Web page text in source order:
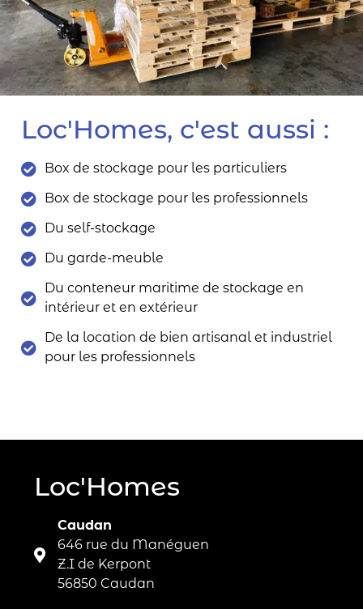
Loc'Homes, c'est aussi :
Box de stockage pour les particuliers
Box de stockage pour les professionnels
Du self-stockage
Du garde-meuble
Du conteneur maritime de stockage en
intérieur et en extérieur
De la location de bien artisanal et industriel
pour les professionnels
Loc'Homes
Caudan
646 rue du Manéguen
Z.I de Kerpont
56850 Caudan